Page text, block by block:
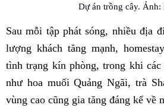
Dự án trồng cây. Ảnh:
Sau mỗi tập phát sóng, nhiều địa
lượng khách tăng mạnh,
tình trạng kín phòng, trong khi các
như hoa muối Quảng Ngãi, trà
vùng cao cũng gia tăng đáng kể về